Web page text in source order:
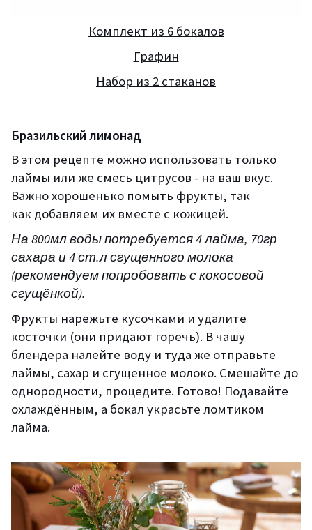
Комплект из 6 бокалов
Графин
Набор из 2 стаканов
Бразильский лимонад
В этом рецепте можно использовать только
лаймы или же смесь цитрусов - на ваш вкус.
Важно хорошенько помыть фрукты, так
как добавляем их вместе с кожицей.
На 800мл воды потребуется 4 лайма, 70гр
сахара и 4ст.лсгущенного молока
(рекомендуем попробовать с кокосовой
сгущёнкой).
Фрукты нарежьте кусочками и удалите
косточки (они придают горечь). В чашу
блендера налейте воду и туда же отправьте
лаймы, сахар и сгущенное молоко. Смешайте до
однородности, процедите. Готово! Подавайте
охлаждённым, а бокал украсьте ломтиком
лайма.